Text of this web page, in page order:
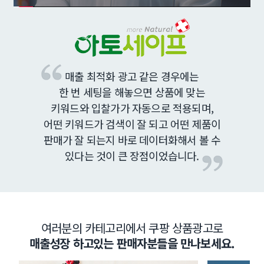
매출 최적화 광고 같은 경우에는
한 번 세팅을 해놓으면 상품에 맞는
키워드와 입찰가가 자동으로 적용되며,
어떤 키워드가 검색이 잘 되고 어떤 제품이
판매가 잘 되는지 바로 데이터화해서 볼 수
있다는 것이 큰 장점이었습니다.
여러분의 카테고리에서 쿠팡 상품광고로
매출성장 하고있는 판매자분들을 만나보세요.